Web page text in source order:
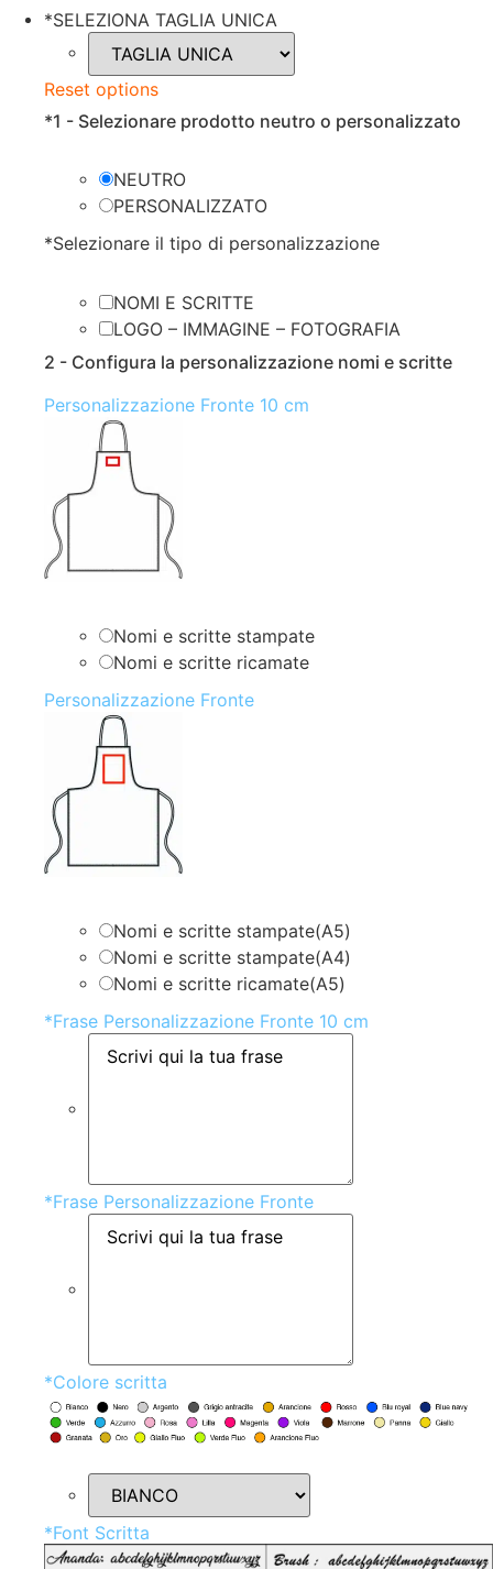
originale
era:
€39.02.
attuale
è:
€29.29.
*SELEZIONA TAGLIA UNICA
Reset options
*1 - Selezionare prodotto neutro o personalizzato
NEUTRO
PERSONALIZZATO
*Selezionare il tipo di personalizzazione
NOMI E SCRITTE
LOGO – IMMAGINE – FOTOGRAFIA
2 - Configura la personalizzazione nomi e scritte
Personalizzazione Fronte 10 cm
Nomi e scritte stampate
Nomi e scritte ricamate
Personalizzazione Fronte
Nomi e scritte stampate(A5)
Nomi e scritte stampate(A4)
Nomi e scritte ricamate(A5)
*Frase Personalizzazione Fronte 10 cm
*Frase Personalizzazione Fronte
*Colore scritta
*Font Scritta